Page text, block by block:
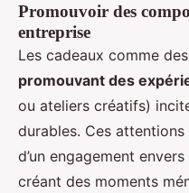
Promouvoir des
entreprise
Les cadeaux comme des
promouvant des
ou ateliers créatifs)
durables. Ces
d’un engagement
créant des moments